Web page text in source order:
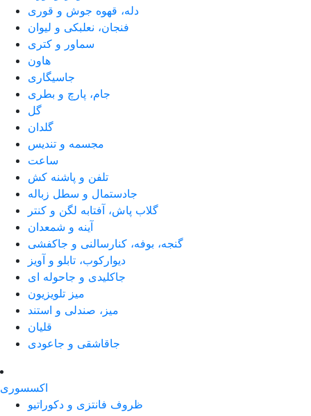
دله، قهوه جوش و قوری
فنجان، نعلبکی و لیوان
سماور و کتری
هاون
جاسیگاری
جام، پارچ و بطری
گل
گلدان
مجسمه و تندیس
ساعت
تلفن و پاشنه کش
جادستمال و سطل زباله
گلاب پاش، آفتابه لگن و کنتر
آینه و شمعدان
گنجه، بوفه، کنارسالنی و جاکفشی
دیوارکوب، تابلو و آویز
جاکلیدی و جاحوله ای
میز تلویزیون
میز، صندلی و استند
قلیان
جاقاشقی و جاعودی
اکسسوری
ظروف فانتزی و دکوراتیو